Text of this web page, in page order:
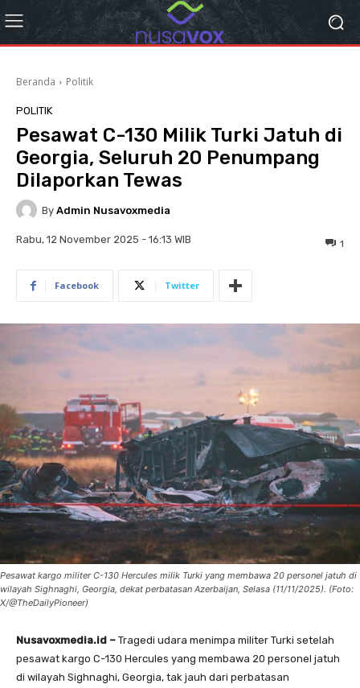
Beranda Politik
POLITIK
Pesawat C-130 Milik Turki Jatuh di
Georgia, Seluruh 20 Penumpang
Dilaporkan Tewas
By Admin Nusavoxmedia
Rabu, 12 November 2025 - 16:13 WIB 1
Facebook Twitter
Pesawat kargo militer C-130 Hercules milik Turki yang membawa 20 personel jatuh di
wilayah Sighnaghi, Georgia, dekat perbatasan Azerbaijan, Selasa (11/11/2025). (Foto:
X/@TheDailyPioneer)
Nusavoxmedia.id – Tragedi udara menimpa militer Turki setelah
pesawat kargo C-130 Hercules yang membawa 20 personel jatuh
di wilayah Sighnaghi, Georgia, tak jauh dari perbatasan